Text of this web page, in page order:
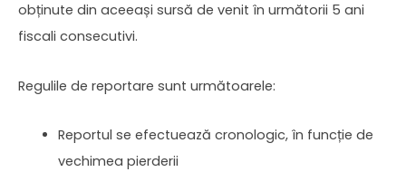
obținute din aceeași sursă de venit în următorii 5 ani
fiscali consecutivi.
Regulile de reportare sunt următoarele:
Reportul se efectuează cronologic, în funcție de
vechimea pierderii